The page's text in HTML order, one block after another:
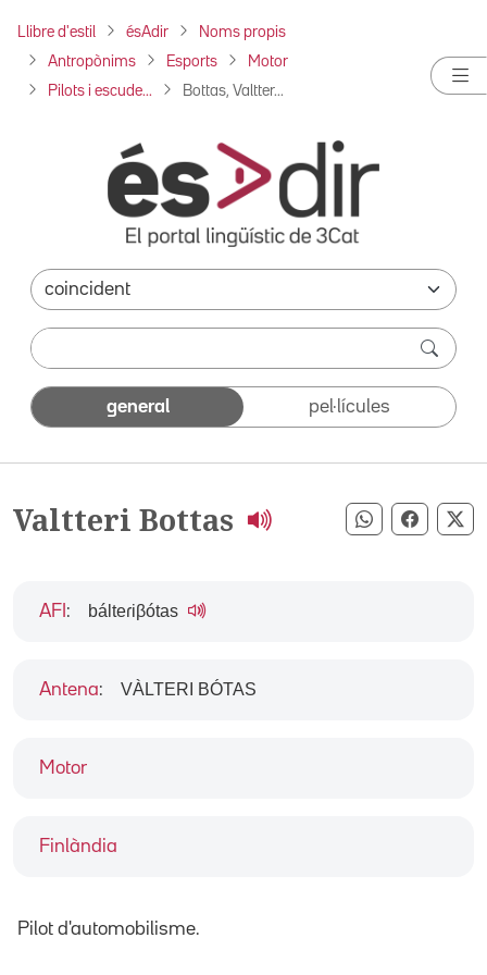
Llibre d'estil ésAdir Noms propis
Antropònims Esports Motor
Pilots i escude... Bottas, Valtter...
general pel·lícules
Valtteri Bottas Compartir
Motor
Finlàndia
AFI : bálteɾiβótas
Antena: VÀLTERI BÓTAS
Pilot d'automobilisme.